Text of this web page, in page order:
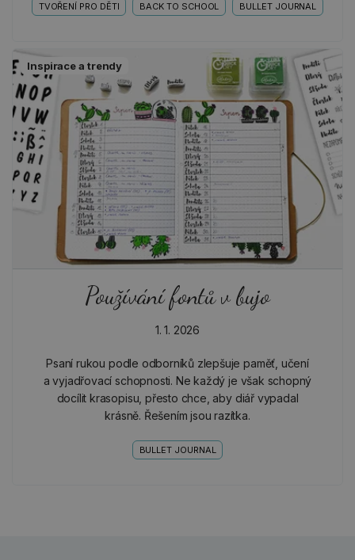
TVOŘENÍ PRO DĚTI BACK TO SCHOOL BULLET JOURNAL
Inspirace a trendy
Používání fontů v bujo
1. 1. 2026
Psaní rukou podle odborníků zlepšuje paměť, učení
a vyjadřovací schopnosti. Ne každý je však schopný
docílit krasopisu, přesto chce, aby diář vypadal
krásně. Řešením jsou razítka.
BULLET JOURNAL